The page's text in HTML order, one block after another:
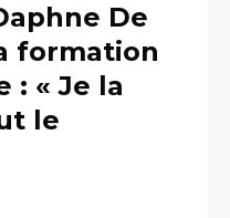
De
formation
: « Je la
le